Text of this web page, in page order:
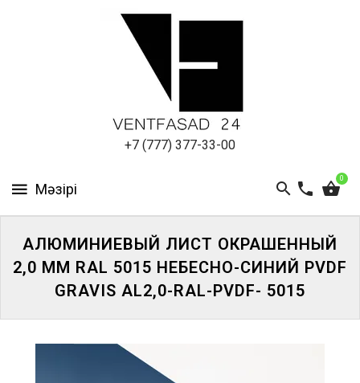
+7 (777) 377-33-00
0
ПАНЕЛИ
АЛЮМИНИЕВЫЙ ЛИСТ ОКРАШЕННЫЙ
2,0 ММ RAL 5015 НЕБЕСНО-СИНИЙ PVDF
GRAVIS AL2,0-RAL-PVDF- 5015